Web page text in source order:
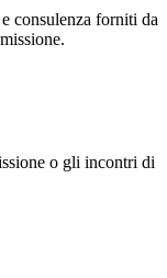
consulenza forniti da
o gli incontri di